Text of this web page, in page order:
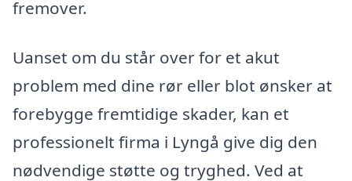
fremover.
Uanset om du står over for et akut
problem med dine rør eller blot ønsker at
forebygge fremtidige skader, kan et
professionelt firma i Lyngå give dig den
nødvendige støtte og tryghed. Ved at